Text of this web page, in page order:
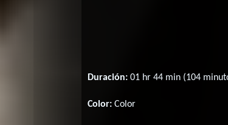
Duración: 01 hr 44 min (104
Color: Color